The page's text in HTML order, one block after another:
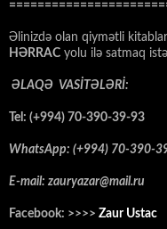
Əlinizdə olan qiymətli
HƏRRAC yolu ilə satmaq
ƏLAQƏ VASİTƏLƏRİ:
Tel: (+994) 70-390-39-93
WhatsApp: (+994) 70-390-
E-mail: zauryazar@mail.ru
Facebook: >>>> Zaur Ustac